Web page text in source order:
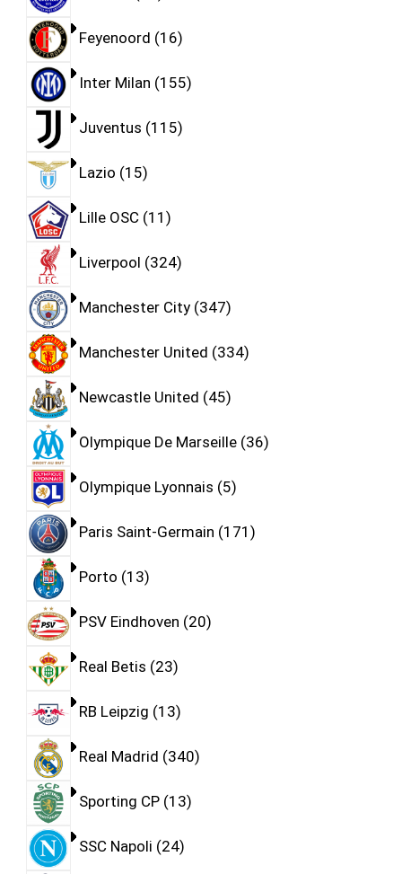
Feyenoord 16
Inter Milan 155
Juventus 115
Lazio 15
Lille OSC 11
Liverpool 324
Manchester City 347
Manchester United 334
Newcastle United 45
Olympique De Marseille 36
Olympique Lyonnais 5
Paris Saint-Germain 171
Porto 13
PSV Eindhoven 20
Real Betis 23
RB Leipzig 13
Real Madrid 340
Sporting CP 13
SSC Napoli 24